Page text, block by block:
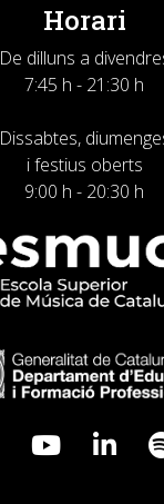
Horari
De dilluns a
7:45 h - 21:30 h
Dissabtes,
i festius oberts
9:00 h - 20:30 h